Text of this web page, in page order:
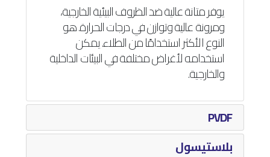
يوفر متانة عالية ضد الظروف البيئية الخارجية،
ومرونة عالية وتوازن في درجات الحرارة. هو
النوع الأكثر استخدامًا من الطلاء. يمكن
استخدامه لأغراض مختلفة في البيئات الداخلية
والخارجية.
PVDF
بلاستيسول